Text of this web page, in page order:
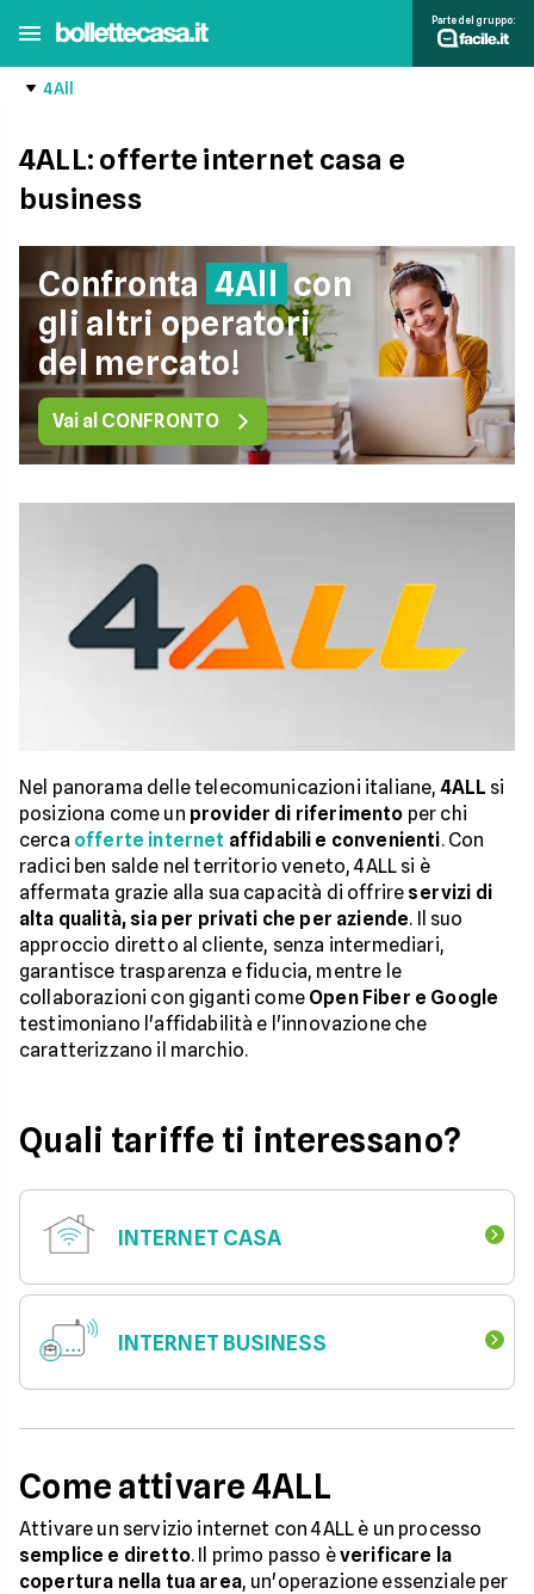
Parte del gruppo:
4All
4ALL: offerte internet casa e
business
Confronta 4All
con
gli altri operatori
del mercato!
Vai al CONFRONTO
Nel panorama delle telecomunicazioni italiane,4ALL si
posiziona come un provider di riferimento per chi
cerca offerte internet affidabili e convenienti. Con
radici ben salde nel territorio veneto, 4ALL si è
affermata grazie alla sua capacità di offrire servizi di
alta qualità, sia per privati che per aziende. Il suo
approccio diretto al cliente, senza intermediari,
garantisce trasparenza e fiducia, mentre le
collaborazioni con giganti come Open Fiber e Google
testimoniano l'affidabilità e l'innovazione che
caratterizzano il marchio.
Quali tariffe ti interessano?
INTERNET CASA
INTERNET BUSINESS
Come attivare 4ALL
Attivare un servizio internet con 4ALL è un processo
semplice e diretto. Il primo passo èverificare la
copertura nella tua area, un'operazione essenziale per